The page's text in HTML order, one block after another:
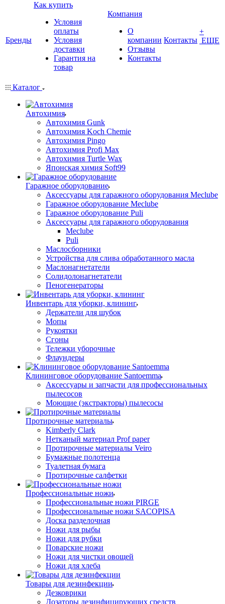
Бренды
Как купить
Условия
оплаты
Условия
доставки
Гарантия на
товар
Компания
О
компании
Отзывы
Контакты
Контакты
+
ЕЩЕ
Каталог
Автохимия
Автохимия Gunk
Автохимия Koch Chemie
Автохимия Pingo
Автохимия Profi Max
Автохимия Turtle Wax
Японская химия Soft99
Гаражное оборудование
Аксессуары для гаражного оборудования Meclube
Гаражное оборудование Meclube
Гаражное оборудование Puli
Аксессуары для гаражного оборудования
Meclube
Puli
Маслосборники
Устройства для слива обработанного масла
Маслонагнетатели
Солидолонагнетатели
Пеногенераторы
Инвентарь для уборки, клининг
Держатели для шубок
Мопы
Рукоятки
Сгоны
Тележки уборочные
Флаундеры
Клининговое оборудование Santoemma
Аксессуары и запчасти для профессиональных
пылесосов
Моющие (экстракторы) пылесосы
Протирочные материалы
Kimberly Clark
Нетканый материал Prof paper
Протирочные материалы Veiro
Бумажные полотенца
Туалетная бумага
Протирочные салфетки
Профессиональные ножи
Профессиональные ножи PIRGE
Профессиональные ножи SACOPISA
Доска разделочная
Ножи для рыбы
Ножи для рубки
Поварские ножи
Ножи для чистки овощей
Ножи для хлеба
Товары для дезинфекции
Дезковрики
Дозаторы дезинфицирующих средств